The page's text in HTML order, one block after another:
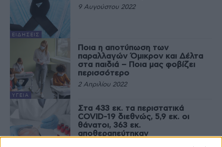
ΕΙΔΉΣΕΙΣ
9 Αυγούστου 2022
ΥΓΕΊΑ
Ποια η αποτύπωση των
παραλλαγών Όμικρον και Δέλτα
στα παιδιά – Ποια μας φοβίζει
περισσότερο
2 Απριλίου 2022
Στα 433 εκ. τα περιστατικά
COVID-19 διεθνώς, 5,9 εκ. οι
θάνατοι, 363 εκ.
αποθεραπεύτηκαν